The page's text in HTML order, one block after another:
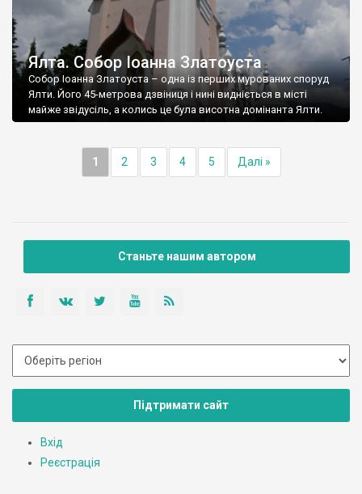
Ялта. Собор Іоанна Златоуста
Собор Іоанна Златоуста – одна із перших мурованих споруд
Ялти. Його 45-метрова дзвіниця і нині видніється в місті
майже звідусіль, а колись це була висотна домінанта Ялти.
1 2 3 4 5 Далі »
Станьте нашим автором
Підтримати сайт
Вхід
Реєстрація